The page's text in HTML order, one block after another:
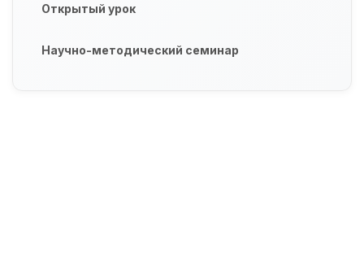
Открытый урок
Научно-методический семинар